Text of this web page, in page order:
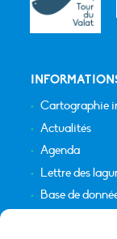
Cartographie
Actualités
Agenda
Lettre des
Base de